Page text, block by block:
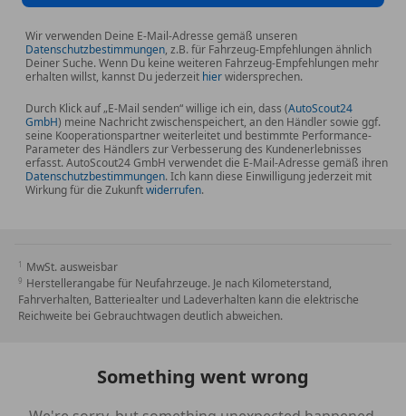
Wir verwenden Deine E-Mail-Adresse gemäß unseren
Datenschutzbestimmungen, z.B. für Fahrzeug-Empfehlungen ähnlich
Deiner Suche. Wenn Du keine weiteren Fahrzeug-Empfehlungen mehr
erhalten willst, kannst Du jederzeit hierwidersprechen.
Durch Klick auf „E-Mail senden“ willige ich ein, dass (AutoScout24
GmbH) meine Nachricht zwischenspeichert, an den Händler sowie ggf.
seine Kooperationspartner weiterleitet und bestimmte Performance-
Parameter des Händlers zur Verbesserung des Kundenerlebnisses
erfasst. AutoScout24 GmbH verwendet die E-Mail-Adresse gemäß ihren
Datenschutzbestimmungen. Ich kann diese Einwilligung jederzeit mit
Wirkung für die Zukunftwiderrufen.
MwSt. ausweisbar
Herstellerangabe für Neufahrzeuge. Je nach Kilometerstand,
Fahrverhalten, Batteriealter und Ladeverhalten kann die elektrische
Reichweite bei Gebrauchtwagen deutlich abweichen.
Something went wrong